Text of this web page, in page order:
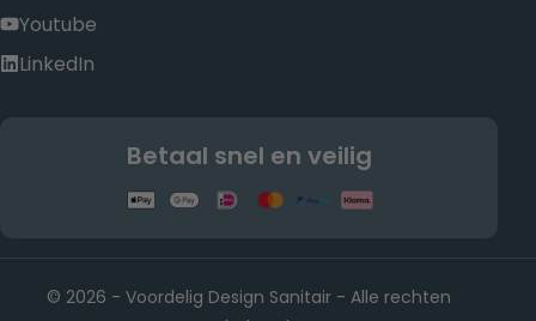
Youtube
LinkedIn
Betaal snel en veilig
© 2026 - Voordelig Design Sanitair - Alle rechten